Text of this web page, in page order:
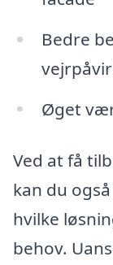
Bedre
Øget
Ved at få
kan du
hvilke
behov.